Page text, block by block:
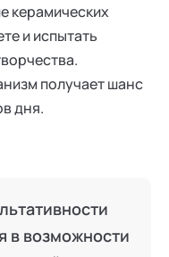
керамических
и испытать
получает шанс
дня.
в возможности